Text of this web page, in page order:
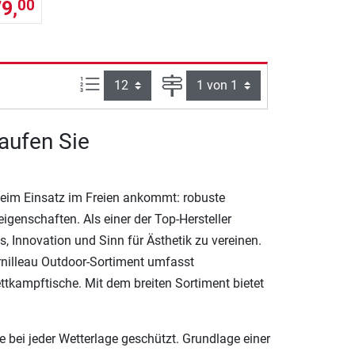
00
Artikel pro Seite: Seite
Sie
Einsatz im Freien ankommt: robuste
Als einer der Top-Hersteller
Innovation und Sinn für Ästhetik zu vereinen.
Outdoor-Sortiment umfasst
Mit dem breiten Sortiment bietet
jeder Wetterlage geschützt. Grundlage einer